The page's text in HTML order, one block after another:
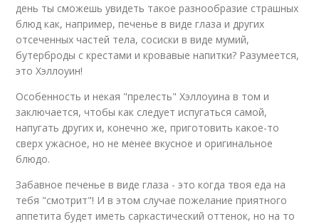
день ты сможешь увидеть такое разнообразие страшных
блюд как, например, печенье в виде глаза и других
отсеченных частей тела, сосиски в виде мумий,
бутерброды с крестами и кровавые напитки? Разумеется,
это Хэллоуин!
Особенность и некая "прелесть" Хэллоуина в том и
заключается, чтобы как следует испугаться самой,
напугать других и, конечно же, приготовить какое-то
сверх ужасное, но не менее вкусное и оригинальное
блюдо.
Забавное печенье в виде глаза - это когда твоя еда на
тебя "смотрит"! И в этом случае пожелание приятного
аппетита будет иметь саркастический оттенок, но на то